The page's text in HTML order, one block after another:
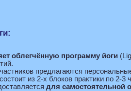
облегчённую программу йоги
предлагаются
из 2-х блоков практики по 2-
для самостоятельной